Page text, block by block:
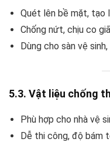
Quét lên bề mặt, tạo
Chống nứt, chịu co
Dùng cho sàn vệ
5.3. Vật liệu chống
Phù hợp cho nhà vệ
Dễ thi công, độ bám